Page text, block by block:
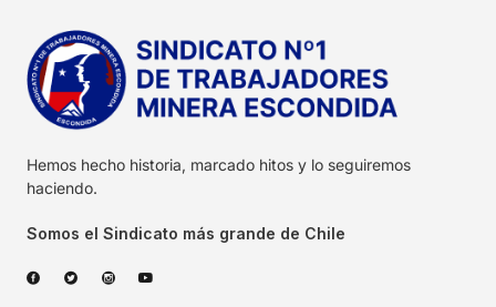
Hemos hecho historia, marcado hitos y lo seguiremos
haciendo.
Somos el Sindicato más grande de Chile